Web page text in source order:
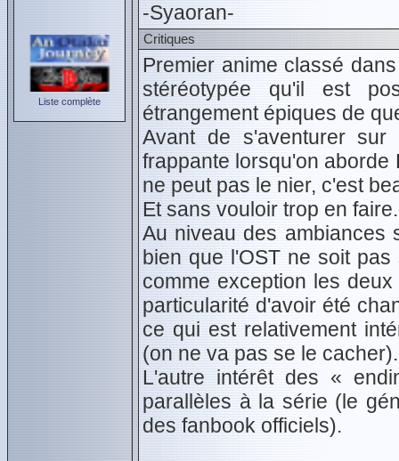
Liste complète
-Syaoran-
Critiques
Premier anime classé
stéréotypée qu'il est
étrangement épiques de
Avant de s'aventurer sur
frappante lorsqu'on aborde
ne peut pas le nier, c'est
Et sans vouloir trop en faire.
Au niveau des ambiances
bien que l'OST ne soit
comme exception les
particularité d'avoir été
ce qui est relativement
(on ne va pas se le cacher).
L'autre intérêt des «
parallèles à la série (le
des fanbook officiels).